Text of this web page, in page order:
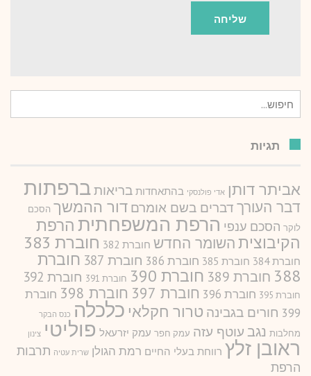
עבור:
תגיות
אביתר דותן אדי פולנסקי בהתאחדות בריאותברפתות
דבר העורך דברים בשם אומרם דור ההמשך הסכם
לוקר הסכם ענפי הרפת המשפחתית הרפת
הקיבוציתהשומר החדש חוברת 382 חוברת 383
חוברת 384 חוברת 385 חוברת 386 חוברת 387
חוברת
388 חוברת 389 חוברת 390 חוברת 391 חוברת 392
חוברת 395 חוברת 396 חוברת 397 חוברת 398
חוברת
399 חורים בגבינה טרור חקלאי כלכלה כנס הבקר
מחלבות נגב עוטף עזה עמק חפר עמק יזרעאל פוליטי צינון
ראובן זלץ רווחת בעלי החיים רמת הגולן שרית עטיה תרבות
הרפת